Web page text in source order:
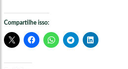
Compartilhe isso: